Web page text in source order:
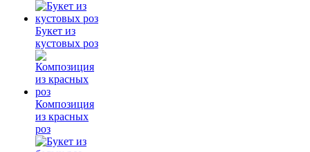
Букет из
кустовых роз
Композиция
из красных
роз